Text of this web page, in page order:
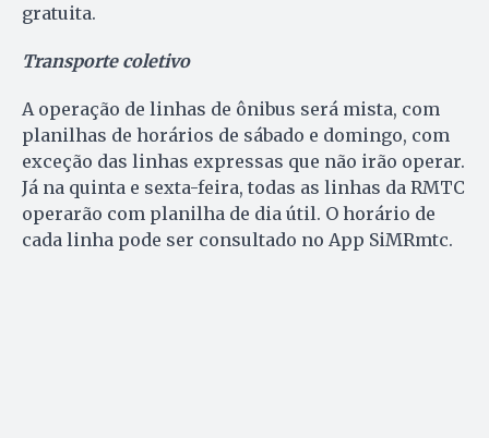
gratuita.
Transporte coletivo
A operação de linhas de ônibus será mista, com
planilhas de horários de sábado e domingo, com
exceção das linhas expressas que não irão operar.
Já na quinta e sexta-feira, todas as linhas da RMTC
operarão com planilha de dia útil. O horário de
cada linha pode ser consultado no App SiMRmtc.